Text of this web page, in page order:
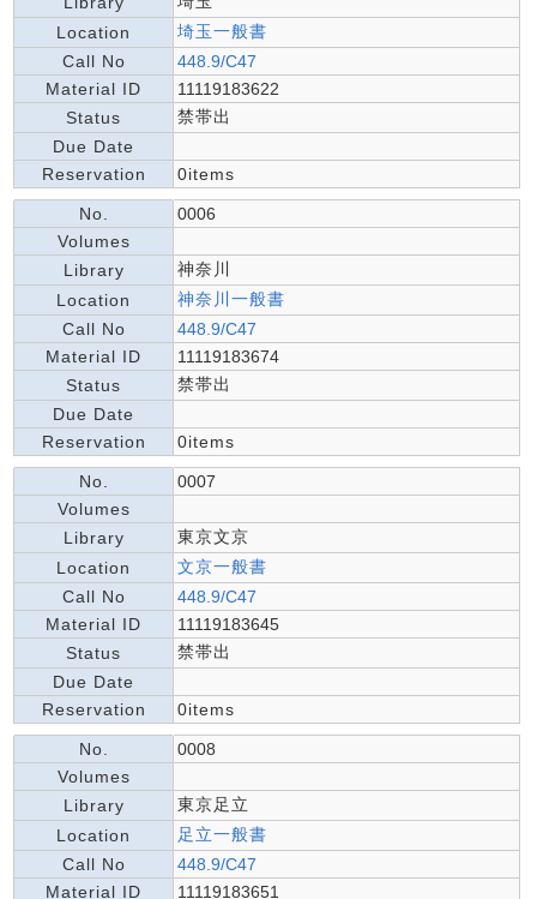
Location
埼玉一般書
Call No
448.9/C47
Material ID
11119183622
Status
禁帯出
Due Date
Reservation
0items
No.
0006
Volumes
Library
神奈川
Location
神奈川一般書
Call No
448.9/C47
Material ID
11119183674
Status
禁帯出
Due Date
Reservation
0items
No.
0007
Volumes
Library
東京文京
Location
文京一般書
Call No
448.9/C47
Material ID
11119183645
Status
禁帯出
Due Date
Reservation
0items
No.
0008
Volumes
Library
東京足立
Location
足立一般書
Call No
448.9/C47
Material ID
11119183651